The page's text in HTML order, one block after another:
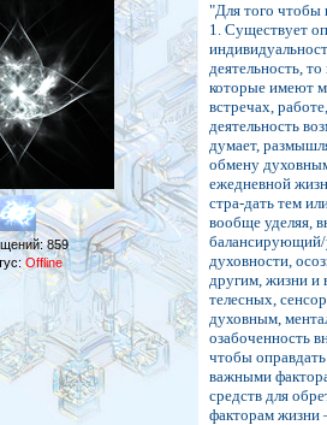
859
Offline
"Для того чтобы
1. Существует
деятельность,
которые имеют
встречах,
деятельность
думает,
обмену
ежедневной
стра-дать тем
вообще уделяя,
балансирующий/
духовности,
другим, жизни и
телесных,
духовным,
озабоченность
чтобы
важными
средств для
факторам жизни